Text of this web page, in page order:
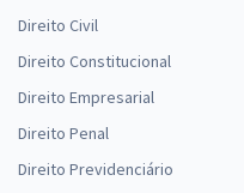
Direito Civil
Direito Constitucional
Direito Empresarial
Direito Penal
Direito Previdenciário